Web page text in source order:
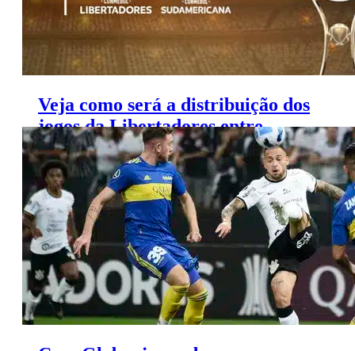
Veja como será a distribuição dos
jogos da Libertadores entre
Globo, ESPN e Paramount